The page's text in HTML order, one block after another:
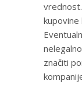
kupovine
značiti